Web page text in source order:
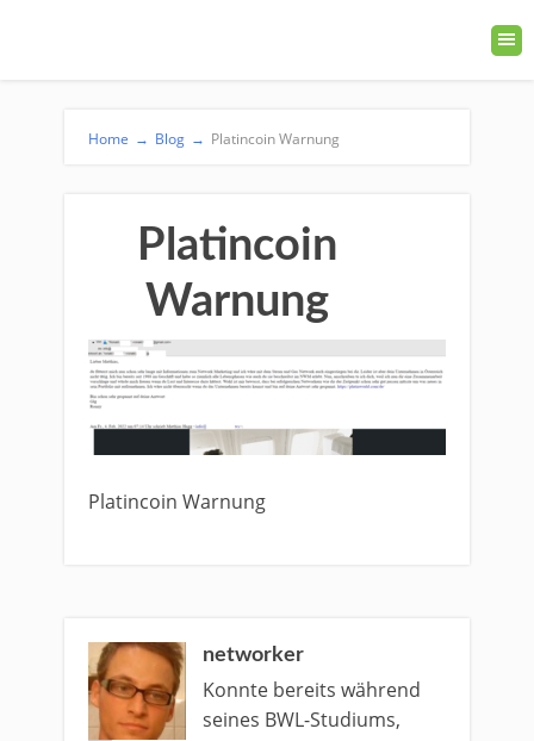
Home → Blog → Platincoin Warnung
Platincoin
Warnung
Platincoin Warnung
networker
Konnte bereits während
seines BWL-Studiums,